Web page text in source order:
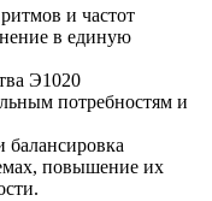
и частот
в единую
Э1020
потребностям и
балансировка
повышение их